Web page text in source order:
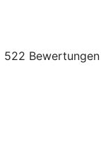
522 Bewertungen